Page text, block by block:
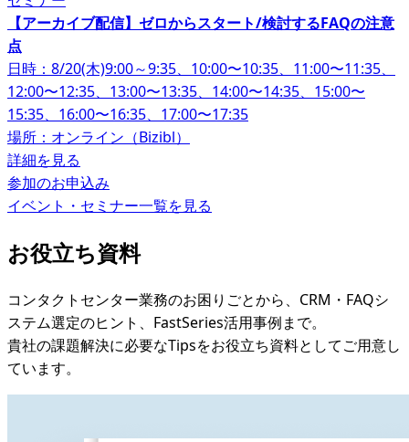
【アーカイブ配信】ゼロからスタート/検討するFAQの注意
点
日時：8/20(木)9:00～9:35、10:00〜10:35、11:00〜11:35、
12:00〜12:35、13:00〜13:35、14:00〜14:35、15:00〜
15:35、16:00〜16:35、17:00〜17:35
場所：オンライン（Bizibl）
詳細を見る
参加のお申込み
イベント・セミナー一覧を見る
お役立ち資料
コンタクトセンター業務のお困りごとから、CRM・FAQシ
ステム選定のヒント、FastSeries活用事例まで。
貴社の課題解決に必要なTipsをお役立ち資料としてご用意し
ています。